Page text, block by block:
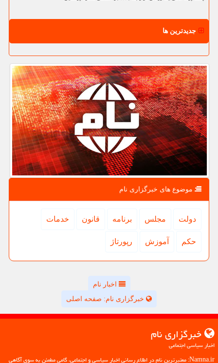
جدیدترین ها
موضوع های خبرگزاری نام
دولت مجلس برنامه قانون خدمات
حكم آموزش رپورتاژ
اخبار نام
خبرگزاری نام: صفحه اصلی
خبرگزاری نام
اخبار سیاسی اجتماعی
Namna.ir: معتبرترین نام در اطلاع رسانی اخبار سیاسی و اجتماعی، گامی مطمئن به سوی آگاهی